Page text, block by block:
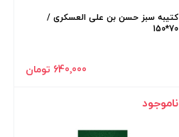
کتیبه سبز حسن بن علی العسکری /
70*150
640٬000 تومان
ناموجود